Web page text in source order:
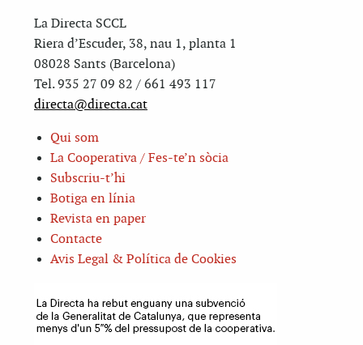
La Directa SCCL
Riera d’Escuder, 38, nau 1, planta 1
08028 Sants (Barcelona)
Tel. 935 27 09 82 / 661 493 117
directa@directa.cat
Qui som
La Cooperativa / Fes-te’n sòcia
Subscriu-t’hi
Botiga en línia
Revista en paper
Contacte
Avis Legal & Política de Cookies